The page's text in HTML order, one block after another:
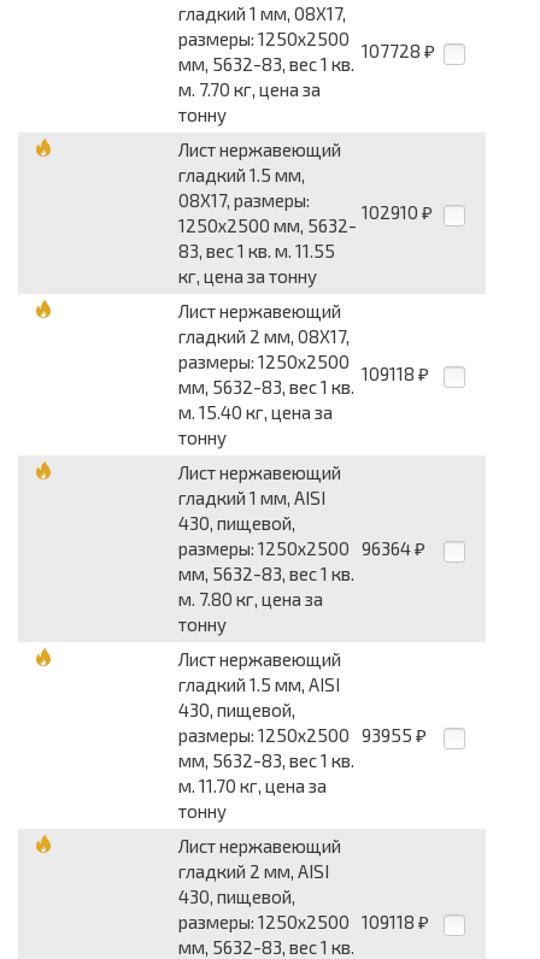
гладкий 1 мм, 08Х17,
размеры: 1250x2500
мм, 5632-83, вес 1 кв.
м. 7.70 кг, цена за
тонну
107728 ₽
Лист нержавеющий
гладкий 1.5 мм,
08Х17, размеры:
1250x2500 мм, 5632-
83, вес 1 кв. м. 11.55
кг, цена за тонну
102910 ₽
Лист нержавеющий
гладкий 2 мм, 08Х17,
размеры: 1250x2500
мм, 5632-83, вес 1 кв.
м. 15.40 кг, цена за
тонну
109118 ₽
Лист нержавеющий
гладкий 1 мм, AISI
430, пищевой,
размеры: 1250x2500
мм, 5632-83, вес 1 кв.
м. 7.80 кг, цена за
тонну
96364 ₽
Лист нержавеющий
гладкий 1.5 мм, AISI
430, пищевой,
размеры: 1250x2500
мм, 5632-83, вес 1 кв.
м. 11.70 кг, цена за
тонну
93955 ₽
Лист нержавеющий
гладкий 2 мм, AISI
430, пищевой,
размеры: 1250x2500
мм, 5632-83, вес 1 кв.
109118 ₽